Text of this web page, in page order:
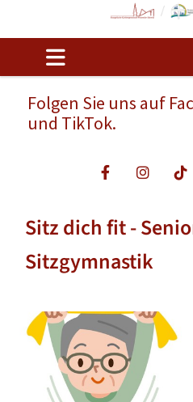
Folgen Sie uns auf
und TikTok.
Sitz dich fit -
Sitzgymnastik